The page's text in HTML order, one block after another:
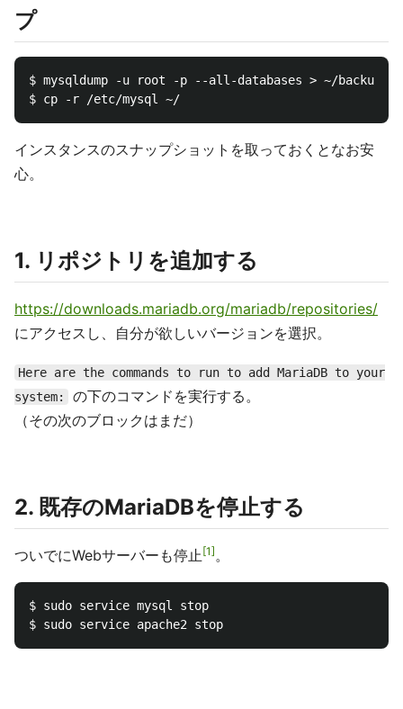
プ
$ mysqldump -u root -p --all-databases > ~/
インスタンスのスナップショットを取っておくとなお安
心。
1. リポジトリを追加する
https://downloads.mariadb.org/mariadb/repositories/
にアクセスし、自分が欲しいバージョンを選択。
Here are the commands to run to add MariaDB to your
system:
の下のコマンドを実行する。
（その次のブロックはまだ）
2. 既存のMariaDBを停止する
ついでにWebサーバーも停止 1 。
$ sudo service mysql stop